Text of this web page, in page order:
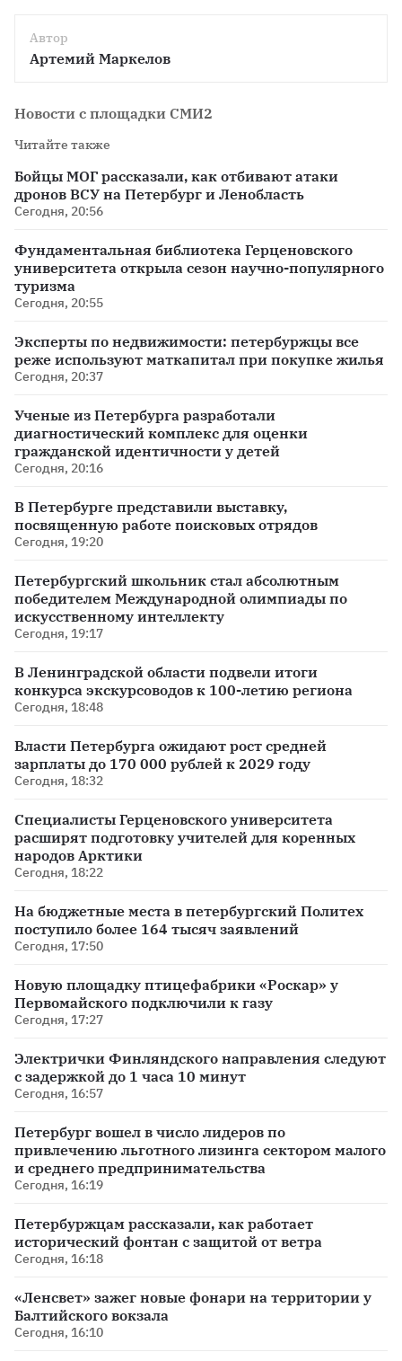
Автор
Артемий Маркелов
Новости с площадки СМИ2
Читайте также
Бойцы МОГ рассказали, как отбивают атаки
дронов ВСУ на Петербург и Ленобласть
Сегодня, 20:56
Фундаментальная библиотека Герценовского
университета открыла сезон научно-популярного
туризма
Сегодня, 20:55
Эксперты по недвижимости: петербуржцы все
реже используют маткапитал при покупке жилья
Сегодня, 20:37
Ученые из Петербурга разработали
диагностический комплекс для оценки
гражданской идентичности у детей
Сегодня, 20:16
В Петербурге представили выставку,
посвященную работе поисковых отрядов
Сегодня, 19:20
Петербургский школьник стал абсолютным
победителем Международной олимпиады по
искусственному интеллекту
Сегодня, 19:17
В Ленинградской области подвели итоги
конкурса экскурсоводов к 100-летию региона
Сегодня, 18:48
Власти Петербурга ожидают рост средней
зарплаты до 170 000 рублей к 2029 году
Сегодня, 18:32
Специалисты Герценовского университета
расширят подготовку учителей для коренных
народов Арктики
Сегодня, 18:22
На бюджетные места в петербургский Политех
поступило более 164 тысяч заявлений
Сегодня, 17:50
Новую площадку птицефабрики «Роскар» у
Первомайского подключили к газу
Сегодня, 17:27
Электрички Финляндского направления следуют
с задержкой до 1 часа 10 минут
Сегодня, 16:57
Петербург вошел в число лидеров по
привлечению льготного лизинга сектором малого
и среднего предпринимательства
Сегодня, 16:19
Петербуржцам рассказали, как работает
исторический фонтан с защитой от ветра
Сегодня, 16:18
«Ленсвет» зажег новые фонари на территории у
Балтийского вокзала
Сегодня, 16:10